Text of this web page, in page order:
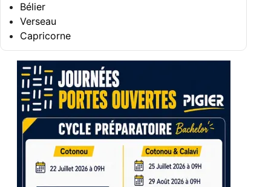
Bélier
Verseau
Capricorne